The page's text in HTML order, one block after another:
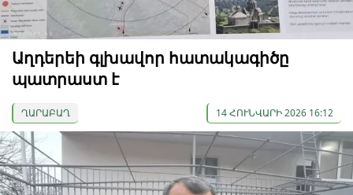
Աղդերեի գլխավոր հատակագիծը
պատրաստ է
ՂԱՐԱԲԱՂ 14 ՀՈՒՆՎԱՐԻ 2026 16:12